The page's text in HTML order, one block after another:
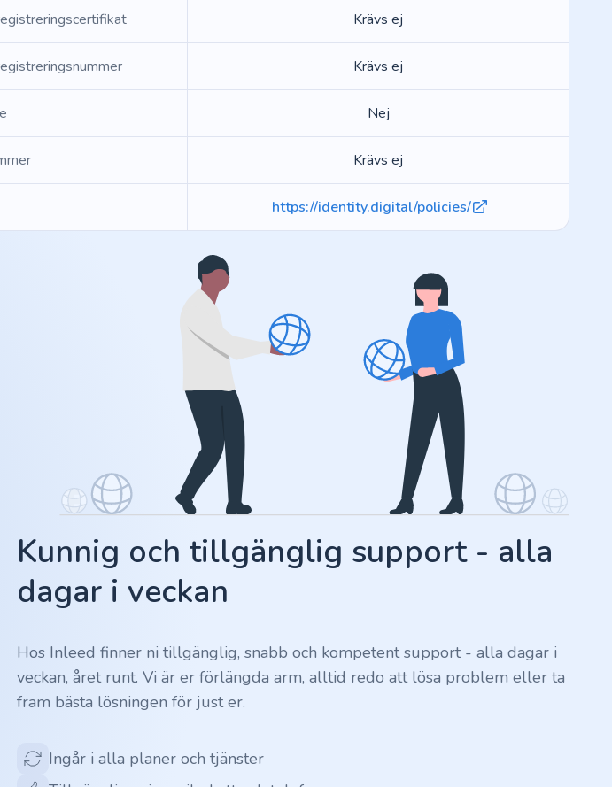
Krävs ej
Krävs ej
Nej
Krävs ej
https://identity.digital/policies/
Kunnig och tillgänglig support - alla
dagar i veckan
Hos Inleed finner ni tillgänglig, snabb och kompetent support - alla dagar i
veckan, året runt. Vi är er förlängda arm, alltid redo att lösa problem eller ta
fram bästa lösningen för just er.
Ingår i alla planer och tjänster